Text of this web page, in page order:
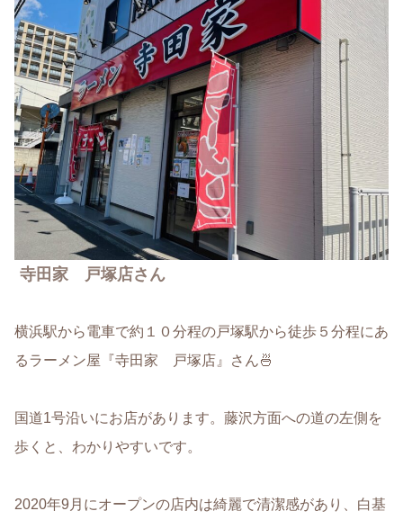
寺田家 戸塚店さん
横浜駅から電車で約１０分程の戸塚駅から徒歩５分程にあ
るラーメン屋『寺田家 戸塚店』さん🍜
国道1号沿いにお店があります。藤沢方面への道の左側を
歩くと、わかりやすいです。
2020年9月にオープンの店内は綺麗で清潔感があり、白基